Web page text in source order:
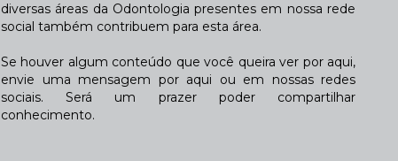
diversas áreas da Odontologia presentes em nossa rede
social também contribuem para esta área.
Se houver algum conteúdo que você queira ver por aqui,
envie uma mensagem por aqui ou em nossas redes
sociais. Será um prazer poder compartilhar
conhecimento.